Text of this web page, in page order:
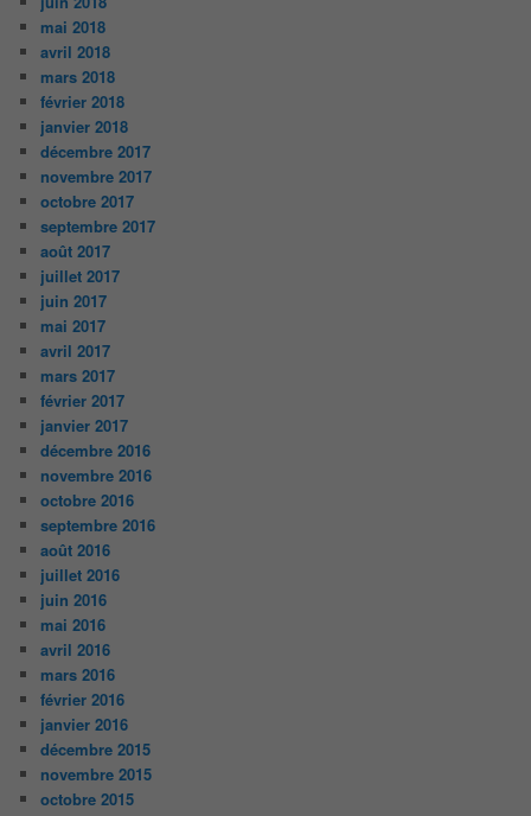
mai 2018
avril 2018
mars 2018
février 2018
janvier 2018
décembre 2017
novembre 2017
octobre 2017
septembre 2017
août 2017
juillet 2017
juin 2017
mai 2017
avril 2017
mars 2017
février 2017
janvier 2017
décembre 2016
novembre 2016
octobre 2016
septembre 2016
août 2016
juillet 2016
juin 2016
mai 2016
avril 2016
mars 2016
février 2016
janvier 2016
décembre 2015
novembre 2015
octobre 2015